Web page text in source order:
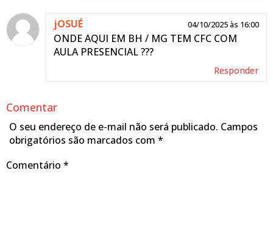
jOSUÉ 04/10/2025 às 16:00
ONDE AQUI EM BH / MG TEM CFC COM
AULA PRESENCIAL ???
Responder
Comentar
O seu endereço de e-mail não será publicado. Campos
obrigatórios são marcados com *
Comentário *